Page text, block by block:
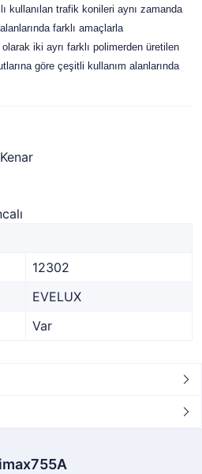
kullanılan trafik konileri aynı zamanda
farklı amaçlarla
iki ayrı farklı polimerden üretilen
göre çeşitli kullanım alanlarında
12302
EVELUX
Var